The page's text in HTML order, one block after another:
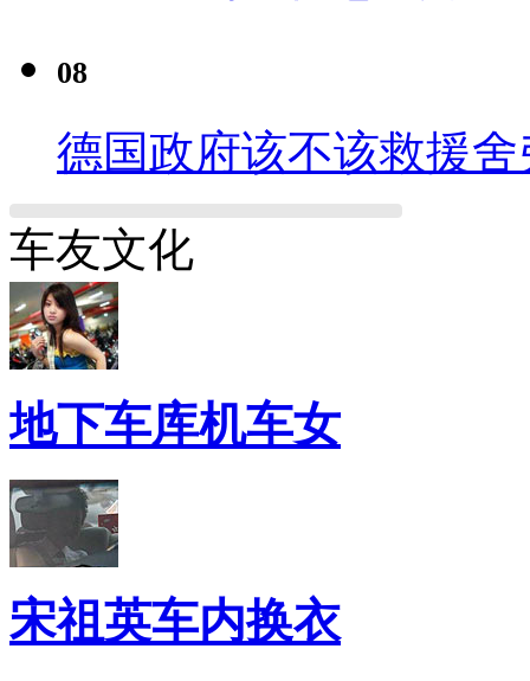
08
德国政府该不该救援舍
车友文化
地下车库机车女
宋祖英车内换衣